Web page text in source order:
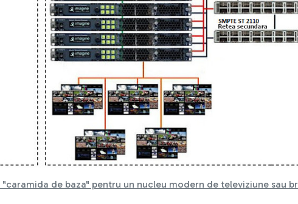
"caramida de baza" pentru un nucleu modern de televiziune sau